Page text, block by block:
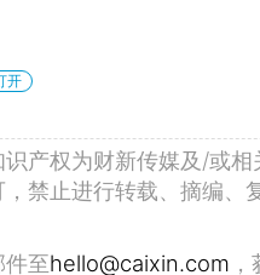
开
产权为财新传媒及/或相
禁止进行转载、摘编、
至hello@caixin.com